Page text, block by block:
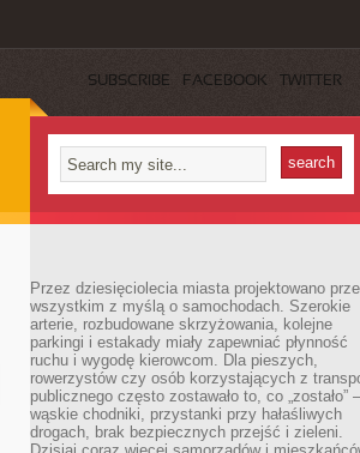
SUBSCRIBE FACEBOOK TWITTER
Przez dziesięciolecia miasta projektowano
wszystkim z myślą o samochodach. Szerokie
arterie, rozbudowane skrzyżowania, kolejne
parkingi i estakady miały zapewniać płynność
ruchu i wygodę kierowcom. Dla pieszych,
rowerzystów czy osób korzystających z
publicznego często zostawało to, co „zostało” –
wąskie chodniki, przystanki przy hałaśliwych
drogach, brak bezpiecznych przejść i zieleni.